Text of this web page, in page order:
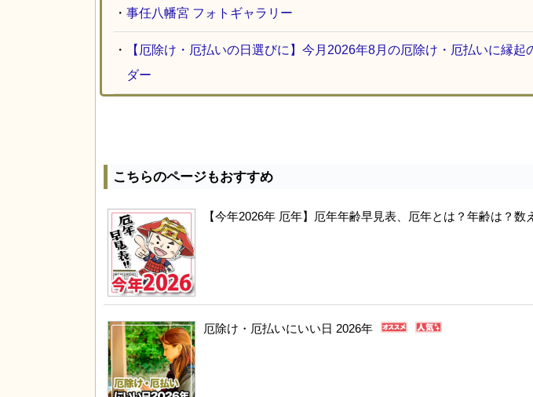
・ 事任八幡宮 フォトギャラリー
・
【厄除け・厄払いの日選びに】今月2026年8月の厄除け・厄払いに縁起
ダー
こちらのページもおすすめ
【今年2026年 厄年】厄年年齢早見表、厄年とは？年齢は？数
厄除け・厄払いにいい日 2026年